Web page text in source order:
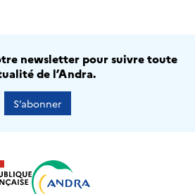
newsletter pour suivre toute
de l’Andra.
S’abonner